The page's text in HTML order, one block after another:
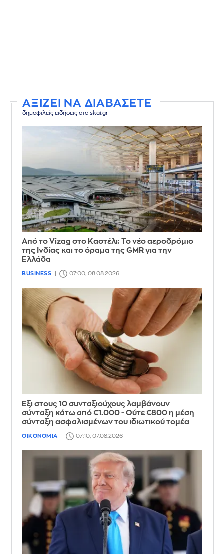
ΑΞΙΖΕΙ ΝΑ ΔΙΑΒΑΣΕΤΕ
δημοφιλείς ειδήσεις στο skai.gr
Από το Vizag στο Καστέλι: Το νέο αεροδρόμιο
της Ινδίας και το όραμα της GMR για την
Ελλάδα
BUSINESS 07:00, 08.08.2026
Έξι στους 10 συνταξιούχους λαμβάνουν
σύνταξη κάτω από €1.000 - Ούτε €800 η μέση
σύνταξη ασφαλισμένων του ιδιωτικού τομέα
ΟΙΚΟΝΟΜΙΑ 07:10, 07.08.2026